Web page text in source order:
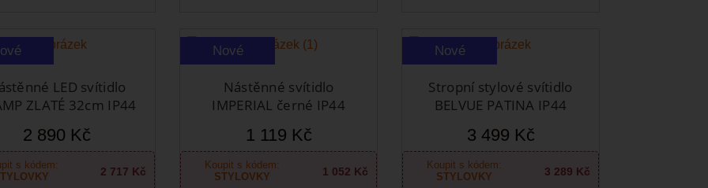
LED svítidlo
ZLATÉ 32cm IP44
2 890 Kč
s kódem:
2 717 Kč
Nové
Nástěnné svítidlo
IMPERIAL černé IP44
1 119 Kč
Koupit s kódem:
STYLOVKY
1 052 Kč
Nové
Stropní stylové svítidlo
BELVUE PATINA IP44
3 499 Kč
Koupit s kódem:
STYLOVKY
3 289 Kč